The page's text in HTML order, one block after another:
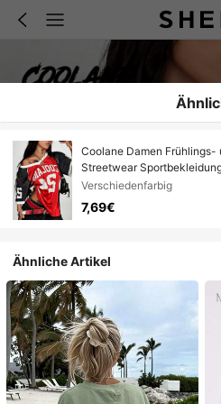
Coolane Damen
Streetwear
Baseball Jersey T-Shirt
Verschiedenfarbig
7,69€
Ähnliche Artikel